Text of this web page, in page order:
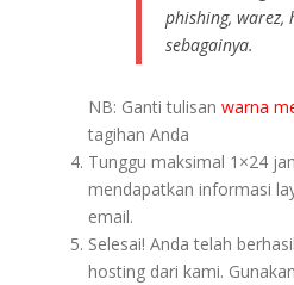
phishing, warez,
sebagainya.
NB: Ganti tulisan warna
tagihan Anda
Tunggu maksimal 1×24
mendapatkan informasi
email.
Selesai! Anda telah
hosting dari kami.